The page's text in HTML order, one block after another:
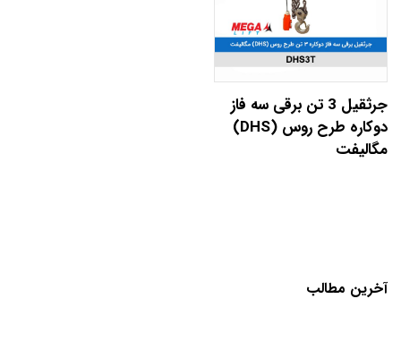
جرثقیل 3 تن برقی سه فاز
دوکاره طرح روس (DHS)
مگالیفت
آخرین مطالب